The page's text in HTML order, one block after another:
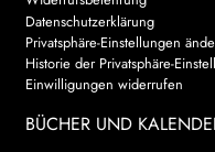
Datenschutzerklärung
Privatsphäre-Einstellungen
Historie der Privatsphäre-
Einwilligungen widerrufen
BÜCHER UND